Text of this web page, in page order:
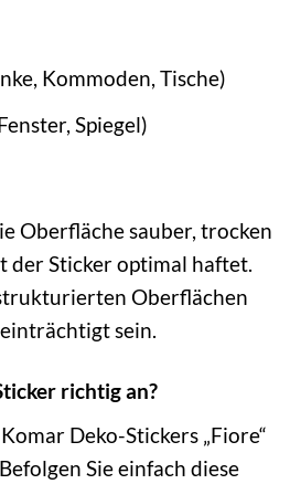
Kommoden, Tische)
Spiegel)
Oberfläche sauber, trocken
der Sticker optimal haftet.
Oberflächen
sein.
richtig an?
Deko-Stickers „Fiore“
Sie einfach diese